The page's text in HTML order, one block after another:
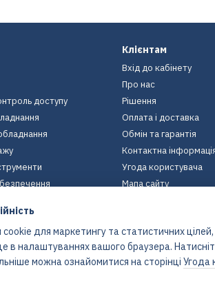
доступу
Клієнтам
Вхід до кабінету
Про нас
Рішення
Оплата і доставка
Обмін та гарантія
Контактна
Угода користувача
Мапа сайту
для маркетингу та статистичних
в налаштуваннях вашого браузера.
можна ознайомитися на сторінці Угода